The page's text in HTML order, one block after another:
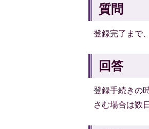
質問
登録完了まで
回答
登録手続きの
さむ場合は数